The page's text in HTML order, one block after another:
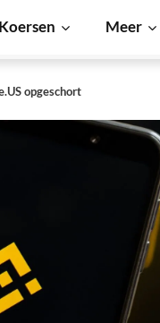
Koersen Meer
opgeschort